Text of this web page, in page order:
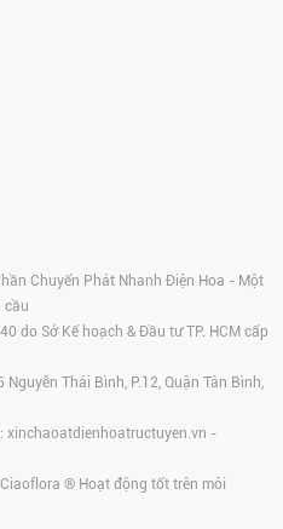
Chuyển Phát Nhanh Điện Hoa - Một
cầu
do Sở Kế hoạch & Đầu tư TP. HCM cấp
Thái Bình, P.12, Quận Tân Bình,
xinchaoatdienhoatructuyen.vn -
® Hoạt động tốt trên môi